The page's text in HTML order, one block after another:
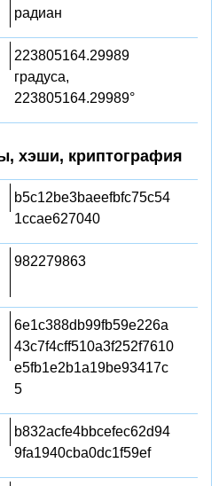
радиан
223805164.29989
градуса,
223805164.29989°
хэши, криптография
b5c12be3baeefbfc75c54
1ccae627040
982279863
6e1c388db99fb59e226a
43c7f4cff510a3f252f7610
e5fb1e2b1a19be93417c
5
b832acfe4bbcefec62d94
9fa1940cba0dc1f59ef